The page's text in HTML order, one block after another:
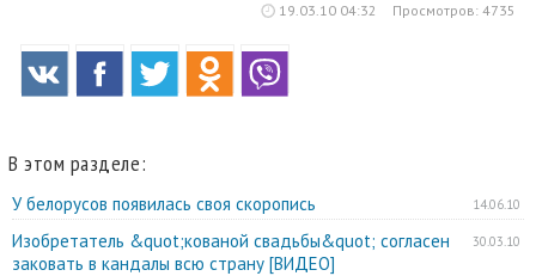
19.03.10 04:32 Просмотров: 4735
В этом разделе:
14.06.10
У белорусов появилась своя скоропись
30.03.10
Изобретатель &quot;кованой свадьбы&quot; согласен
заковать в кандалы всю страну [ВИДЕО]